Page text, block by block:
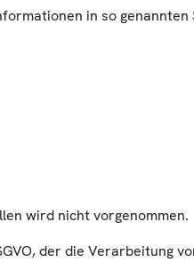
in so
wird nicht vorgenommen.
der die Verarbeitung